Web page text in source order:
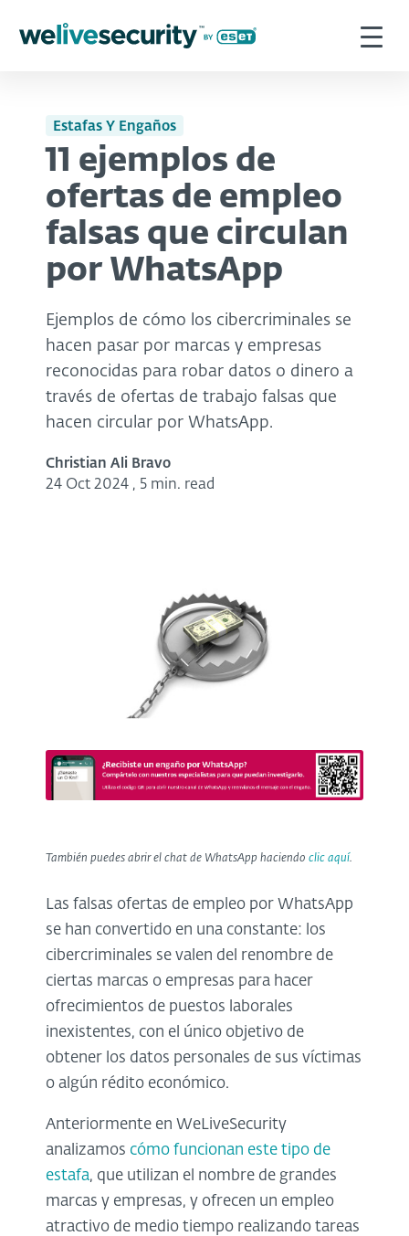
Estafas Y Engaños
11 ejemplos de
ofertas de empleo
falsas que circulan
por WhatsApp
Ejemplos de cómo los cibercriminales se
hacen pasar por marcas y empresas
reconocidas para robar datos o dinero a
través de ofertas de trabajo falsas que
hacen circular por WhatsApp.
Christian Ali Bravo
24 Oct 2024 , 5 min. read
También puedes abrir el chat de WhatsApp haciendo clic aquí.
Las falsas ofertas de empleo por WhatsApp
se han convertido en una constante: los
cibercriminales se valen del renombre de
ciertas marcas o empresas para hacer
ofrecimientos de puestos laborales
inexistentes, con el único objetivo de
obtener los datos personales de sus víctimas
o algún rédito económico.
Anteriormente en WeLiveSecurity
analizamos cómo funcionan este tipo de
estafa, que utilizan el nombre de grandes
marcas y empresas, y ofrecen un empleo
atractivo de medio tiempo realizando tareas